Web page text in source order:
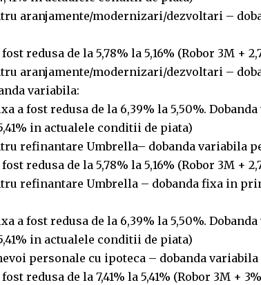
aranjamente/modernizari/dezvoltari –
redusa de la 5,78% la 5,16% (Robor 3M +
aranjamente/modernizari/dezvoltari –
variabila:
a fost redusa de la 6,39% la 5,50%.
in actualele conditii de piata)
refinantare Umbrella– dobanda variabila
redusa de la 5,78% la 5,16% (Robor 3M +
refinantare Umbrella – dobanda fixa in
a fost redusa de la 6,39% la 5,50%.
in actualele conditii de piata)
personale cu ipoteca – dobanda
redusa de la 7,41% la 5,41% (Robor 3M +